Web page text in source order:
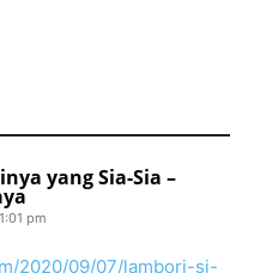
yang Sia-Sia –
pm
2020/09/07/lambori-si-